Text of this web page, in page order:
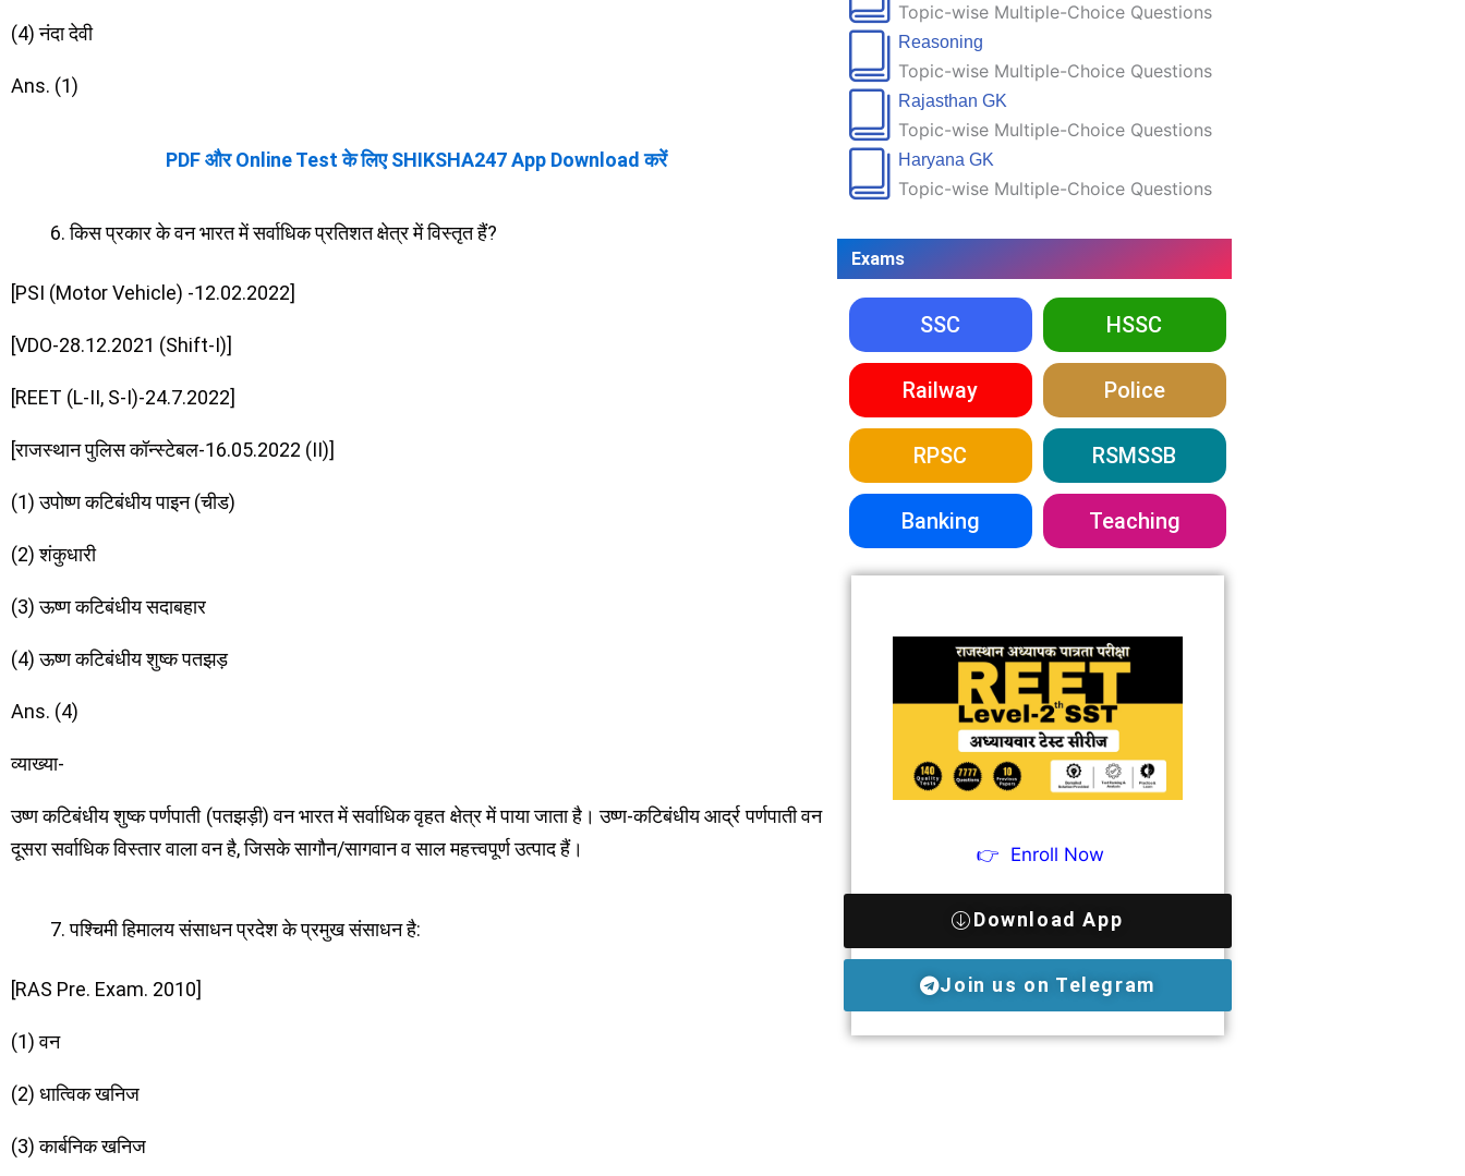
(4) नंदा देवी
Ans. (1)
PDF और Online Test के लिए SHIKSHA247 App Download करें
किस प्रकार के वन भारत में सर्वाधिक प्रतिशत क्षेत्र में विस्तृत हैं?
[PSI (Motor Vehicle) -12.02.2022]
[VDO-28.12.2021 (Shift-I)]
[REET (L-II, S-I)-24.7.2022]
[राजस्थान पुलिस कॉन्स्टेबल-16.05.2022 (II)]
(1) उपोष्ण कटिबंधीय पाइन (चीड)
(2) शंकुधारी
(3) ऊष्ण कटिबंधीय सदाबहार
(4) ऊष्ण कटिबंधीय शुष्क पतझड़
Ans. (4)
व्याख्या-
उष्ण कटिबंधीय शुष्क पर्णपाती (पतझड़ी) वन भारत में सर्वाधिक वृहत क्षेत्र में पाया जाता है। उष्ण-कटिबंधीय आर्द्र पर्णपाती वन
दूसरा सर्वाधिक विस्तार वाला वन है, जिसके सागौन/सागवान व साल महत्त्वपूर्ण उत्पाद हैं।
पश्चिमी हिमालय संसाधन प्रदेश के प्रमुख संसाधन है:
[RAS Pre. Exam. 2010]
(1) वन
(2) धात्विक खनिज
(3) कार्बनिक खनिज
Topic-wise Multiple-Choice Questions
Reasoning
Topic-wise Multiple-Choice Questions
Rajasthan GK
Topic-wise Multiple-Choice Questions
Haryana GK
Topic-wise Multiple-Choice Questions
Exams
SSC HSSC
Railway Police
RPSC RSMSSB
Banking Teaching
👉 Enroll Now
Download App
Join us on Telegram